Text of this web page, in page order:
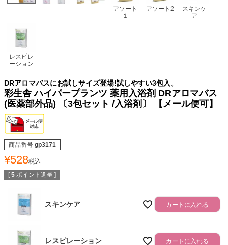
アソート
１
アソート2
スキンケ
ア
レスピレ
ーション
DRアロマバスにお試しサイズ登場!試しやすい3包入。
彩生舎 ハイパープランツ 薬用入浴剤 DRアロマバス
(医薬部外品) 〔3包セット /入浴剤〕 【メール便可】
商品番号 gp3171
¥528税込
[ 5 ポイント進呈 ]
スキンケア カートに入れる
レスピレーション カートに入れる